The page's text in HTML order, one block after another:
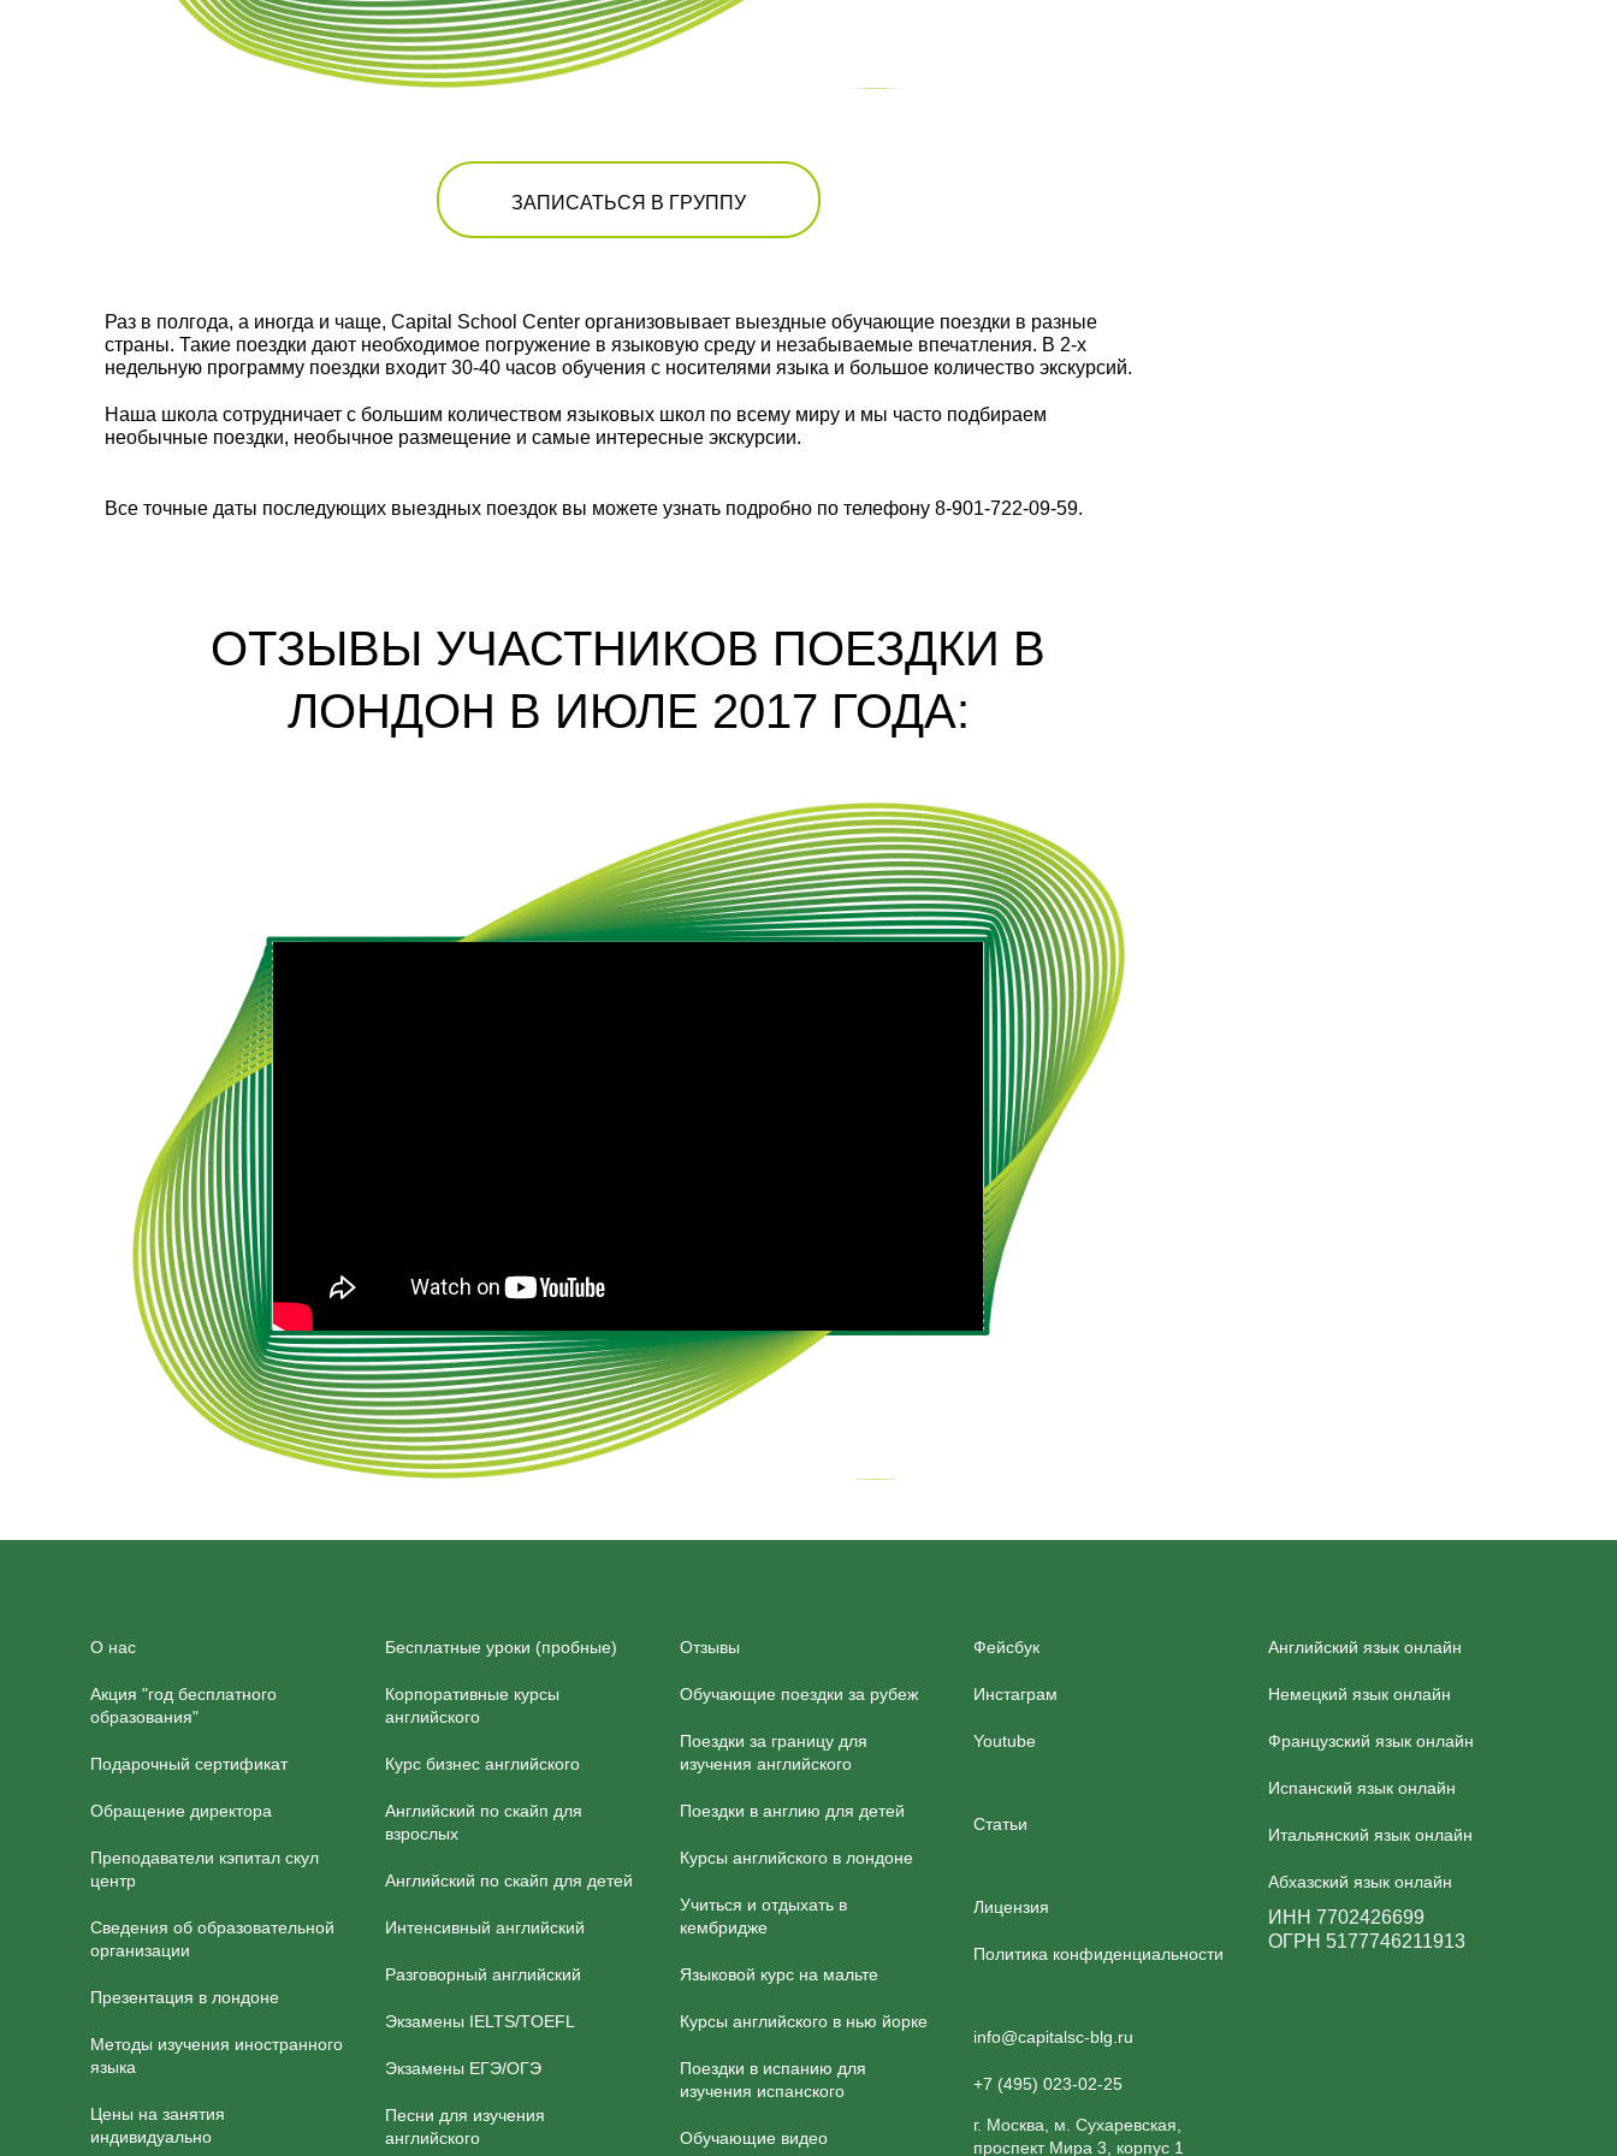
ЗАПИСАТЬСЯ В ГРУППУ
Раз в полгода, а иногда и чаще, Capital School Center организовывает выездные обучающие поездки в разные
страны. Такие поездки дают необходимое погружение в языковую среду и незабываемые впечатления. В 2-х
недельную программу поездки входит 30-40 часов обучения с носителями языка и большое количество экскурсий.
Наша школа сотрудничает с большим количеством языковых школ по всему миру и мы часто подбираем
необычные поездки, необычное размещение и самые интересные экскурсии.
Все точные даты последующих выездных поездок вы можете узнать подробно по телефону 8-901-722-09-59.
ОТЗЫВЫ УЧАСТНИКОВ ПОЕЗДКИ В
ЛОНДОН В ИЮЛЕ 2017 ГОДА:
О нас
Акция "год бесплатного
образования"
Подарочный сертификат
Обращение директора
Преподаватели кэпитал скул
центр
Сведения об образовательной
организации
Презентация в лондоне
Методы изучения иностранного
языка
Цены на занятия
индивидуально
Бесплатные уроки (пробные)
Корпоративные курсы
английского
Курс бизнес английского
Английский по скайп для
взрослых
Английский по скайп для детей
Интенсивный английский
Разговорный английский
Экзамены IELTS/TOEFL
Экзамены ЕГЭ/ОГЭ
Песни для изучения
английского
Отзывы
Обучающие поездки за рубеж
Поездки за границу для
изучения английского
Поездки в англию для детей
Курсы английского в лондоне
Учиться и отдыхать в
кембридже
Языковой курс на мальте
Курсы английского в нью йорке
Поездки в испанию для
изучения испанского
Обучающие видео
Фейсбук
Инстаграм
Youtube
Статьи
Лицензия
Политика конфиденциальности
info@capitalsc-blg.ru
+7 (495) 023-02-25
г. Москва, м. Сухаревская,
проспект Мира 3, корпус 1
Английский язык онлайн
Немецкий язык онлайн
Французский язык онлайн
Испанский язык онлайн
Итальянский язык онлайн
Абхазский язык онлайн
ИНН 7702426699
ОГРН 5177746211913